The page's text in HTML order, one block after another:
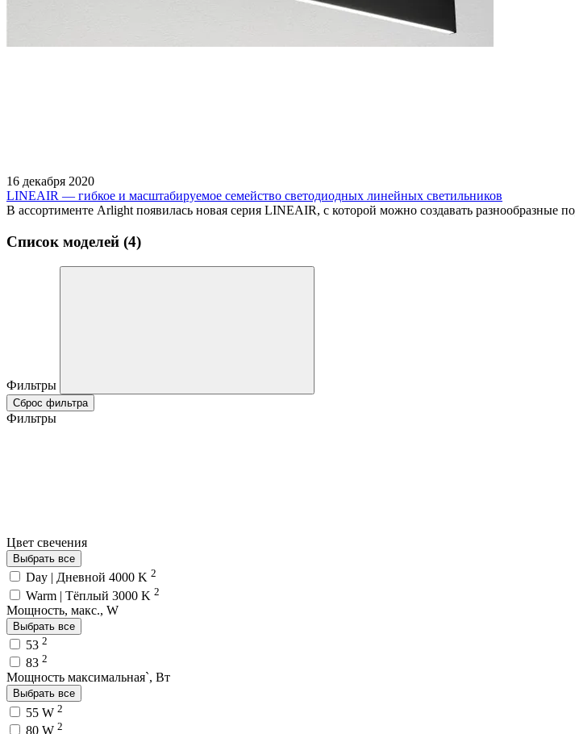
16 декабря 2020
LINEAIR — гибкое и масштабируемое семейство светодиодных линейных светильников
В ассортименте Arlight появилась новая серия LINEAIR, с которой можно создавать разнообразные
Список моделей (4)
Фильтры
Сброс фильтра
Фильтры
Цвет свечения
Выбрать все
Day | Дневной 4000 K 2
Warm | Тёплый 3000 K 2
Мощность, макс., W
Выбрать все
53 2
83 2
Мощность максимальная`, Вт
Выбрать все
55 W 2
80 W 2